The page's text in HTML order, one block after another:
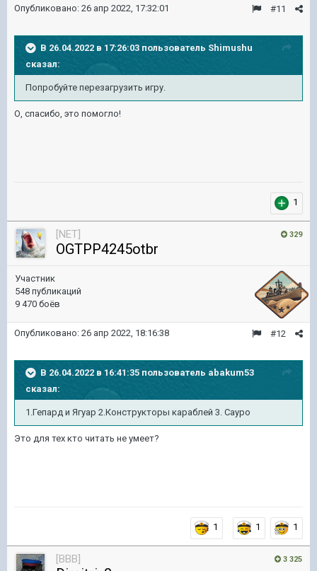
#11
Опубликовано: 26 апр 2022, 17:32:01
В 26.04.2022 в 17:26:03 пользователь Shimushu
сказал:
Попробуйте перезагрузить игру.
О, спасибо, это помогло!
1
329
[NET]
OGTPP4245otbr
Участник
548 публикаций
9 470 боёв
#12
Опубликовано: 26 апр 2022, 18:16:38
В 26.04.2022 в 16:41:35 пользователь abakum53
сказал:
1.Гепард и Ягуар 2.Конструкторы караблей 3. Сауро
Это для тех кто читать не умеет?
1 1 1
3 325
[BBB]